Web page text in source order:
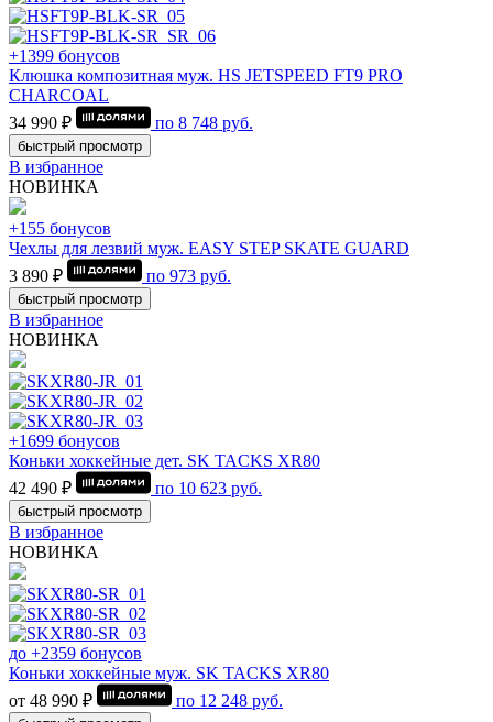
+1399 бонусов
Клюшка композитная муж. HS JETSPEED FT9 PRO
CHARCOAL
34 990 ₽
по 8 748 руб.
быстрый просмотр
В избранное
НОВИНКА
+155 бонусов
Чехлы для лезвий муж. EASY STEP SKATE GUARD
3 890 ₽
по 973 руб.
быстрый просмотр
В избранное
НОВИНКА
+1699 бонусов
Коньки хоккейные дет. SK TACKS XR80
42 490 ₽
по 10 623 руб.
быстрый просмотр
В избранное
НОВИНКА
до +2359 бонусов
Коньки хоккейные муж. SK TACKS XR80
от 48 990 ₽
по 12 248 руб.